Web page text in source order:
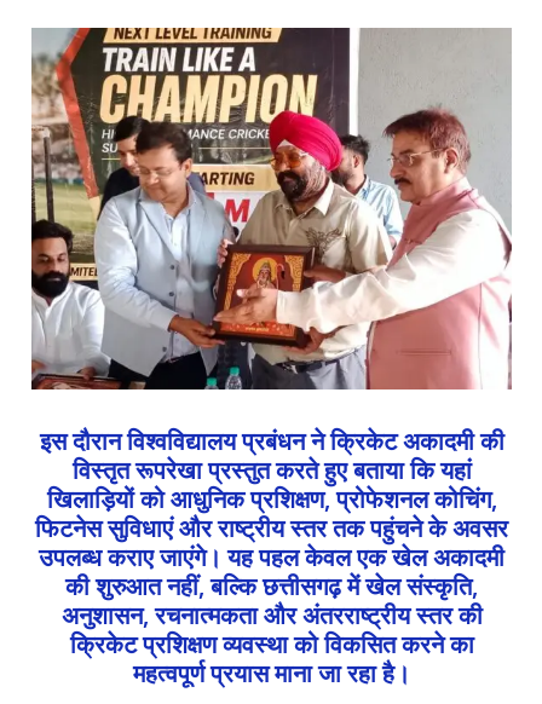
इस दौरान विश्वविद्यालय प्रबंधन ने क्रिकेट अकादमी की
विस्तृत रूपरेखा प्रस्तुत करते हुए बताया कि यहां
खिलाड़ियों को आधुनिक प्रशिक्षण, प्रोफेशनल कोचिंग,
फिटनेस सुविधाएं और राष्ट्रीय स्तर तक पहुंचने के अवसर
उपलब्ध कराए जाएंगे। यह पहल केवल एक खेल अकादमी
की शुरुआत नहीं, बल्कि छत्तीसगढ़ में खेल संस्कृति,
अनुशासन, रचनात्मकता और अंतरराष्ट्रीय स्तर की
क्रिकेट प्रशिक्षण व्यवस्था को विकसित करने का
महत्वपूर्ण प्रयास माना जा रहा है।